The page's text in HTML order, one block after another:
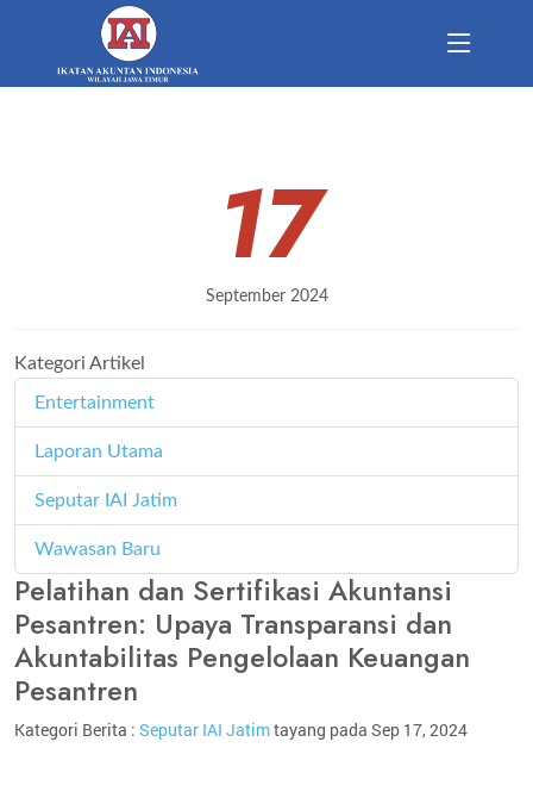
17
September 2024
Kategori Artikel
Entertainment
Laporan Utama
Seputar IAI Jatim
Wawasan Baru
Pelatihan dan Sertifikasi Akuntansi
Pesantren: Upaya Transparansi dan
Akuntabilitas Pengelolaan Keuangan
Pesantren
Kategori Berita : Seputar IAI Jatimtayang pada Sep 17, 2024